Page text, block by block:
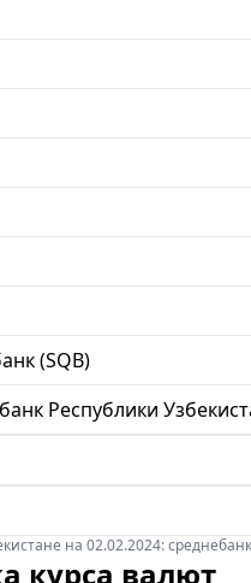
(SQB)
Республики
на 02.02.2024:
курса валют